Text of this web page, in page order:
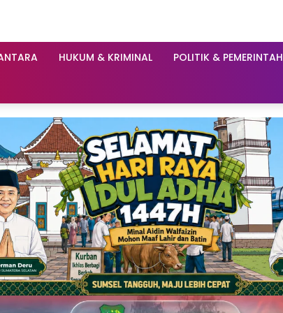
HUKUM & KRIMINAL POLITIK & PEMERINTAH